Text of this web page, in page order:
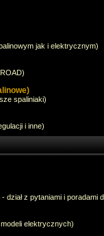
jak i elektrycznym)
spaliniaki)
i inne)
dział z pytaniami i poradami
elektrycznych)